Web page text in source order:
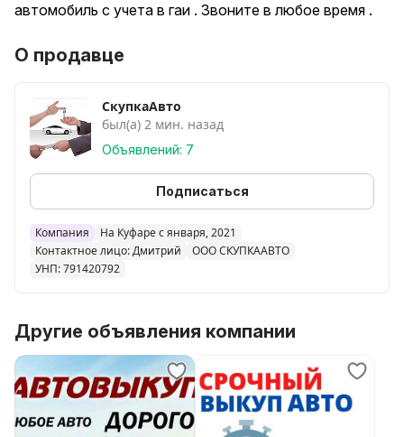
автомобиль с учета в гаи . Звоните в любое время .
О продавце
СкупкаАвто
был(а) 2 мин. назад
Объявлений: 7
Подписаться
Компания
На Куфаре с января, 2021
Контактное лицо: Дмитрий
ООО СКУПКААВТО
УНП: 791420792
Другие объявления компании